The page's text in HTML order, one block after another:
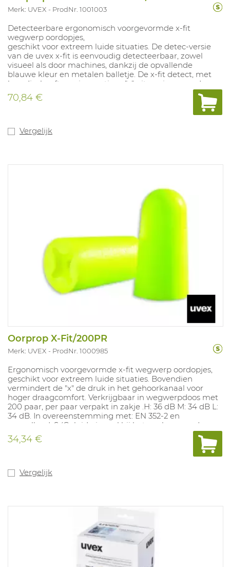
Merk: UVEX ProdNr. 1001003
Detecteerbare ergonomisch voorgevormde x-fit
wegwerp oordopjes,
geschikt voor extreem luide situaties. De detec-versie
van de uvex x-fit is eenvoudig detecteerbaar, zowel
visueel als door machines, dankzij de opvallende
blauwe kleur en metalen balletje. De x-fit detect, met
koordje, heeft een innovatieve "x" uitsparing waardoor
het eenvoudiger wordt om propje na gebruik te
verwijderen. Bovendien vermindert de "x" de druk in het
gehoorkanaal voor hoger draagcomfort. Verkrijgbaar in
aanvullend: S (Geluidssignaal bij het werken aan de
spoorwegen). SNR 37 DB.
70,84 €
Vergelijk
Oorprop X-Fit/200PR
Merk: UVEX ProdNr. 1000985
Ergonomisch voorgevormde x-fit wegwerp oordopjes,
geschikt voor extreem luide situaties. Bovendien
vermindert de "x" de druk in het gehoorkanaal voor
hoger draagcomfort. Verkrijgbaar in wegwerpdoos met
200 paar, per paar verpakt in zakje .H: 36 dB M: 34 dB L:
34 dB. In overeenstemming met: EN 352-2 en
aanvullend: S (Geluidssignaal bij het werken aan de
rails), V (Geluidssignaal in stratenverkeer), W
(Waarschuwingssignaal, algemeen) en E
34,34 €
Vergelijk